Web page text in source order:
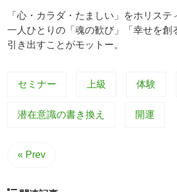
「心・カラダ・たましい」をホリステ
一人ひとりの「魂の歓び」「幸せを創
引き出すことがモットー。
セミナー 上級 体験
潜在意識の書き換え 開運
« Prev